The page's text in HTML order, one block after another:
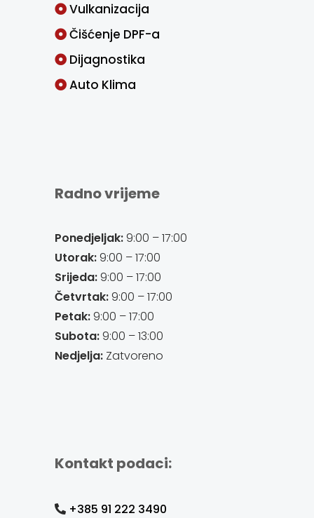
Vulkanizacija
Čišćenje DPF-a
Dijagnostika
Auto Klima
Radno vrijeme
Ponedjeljak:9:00 – 17:00
Utorak:9:00 – 17:00
Srijeda:9:00 – 17:00
Četvrtak:9:00 – 17:00
Petak:9:00 – 17:00
Subota:9:00 – 13:00
Nedjelja:Zatvoreno
Kontakt podaci:
+385 91 222 3490